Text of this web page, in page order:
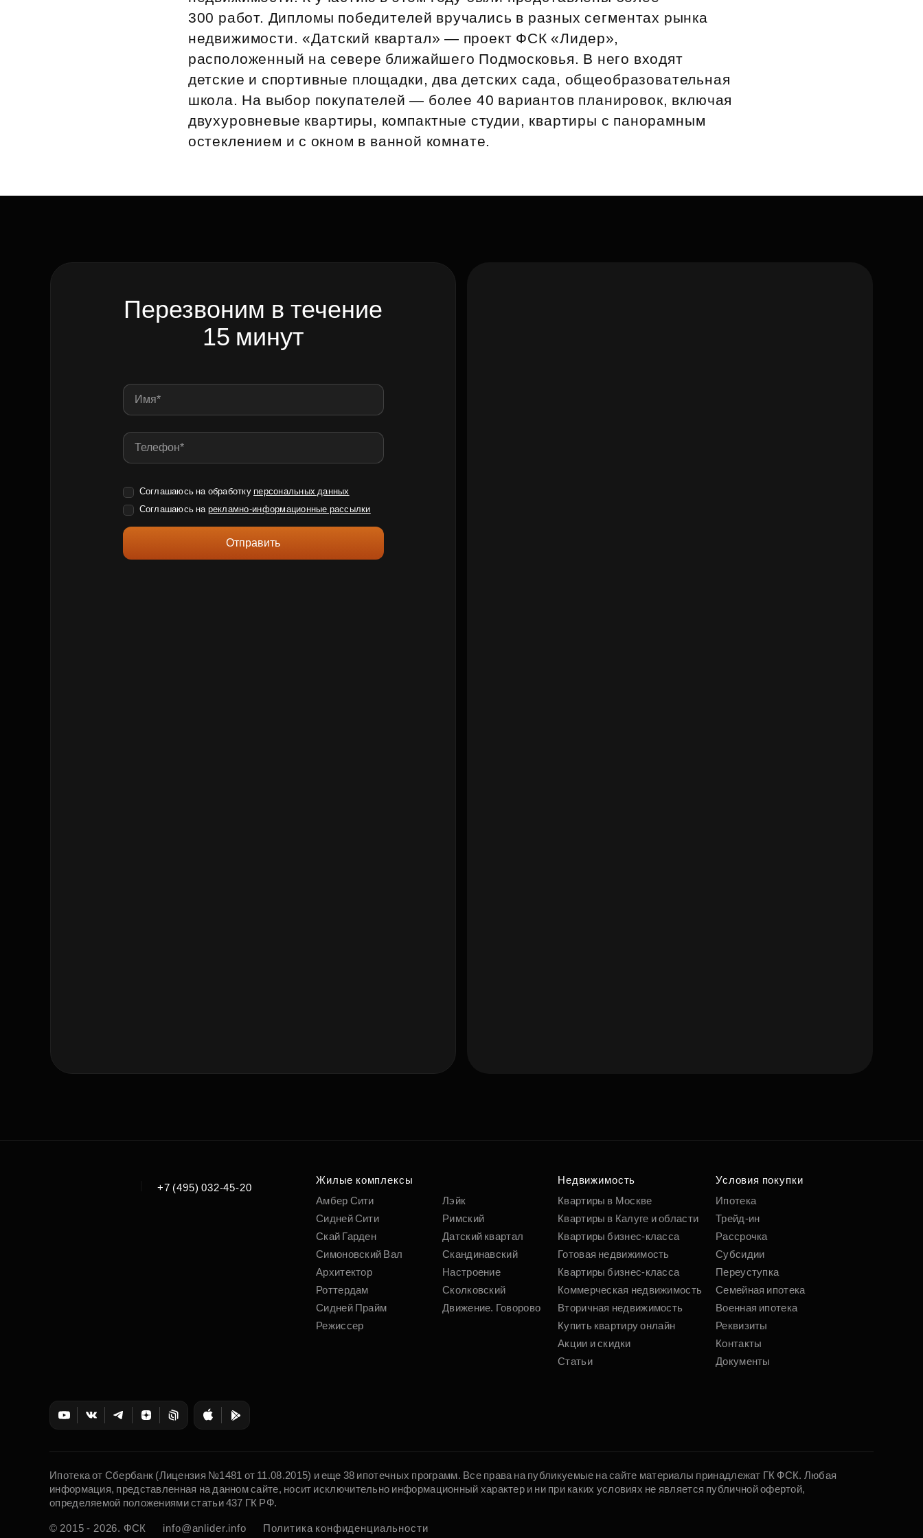
Субсидии
300 работ. Дипломы победителей вручались в разных сегментах рынка
недвижимости. «Датский квартал» — проект ФСК «Лидер»,
расположенный на севере ближайшего Подмосковья. В него входят
детские и спортивные площадки, два детских сада, общеобразовательная
школа. На выбор покупателей — более 40 вариантов планировок, включая
двухуровневые квартиры, компактные студии, квартиры с панорамным
остеклением и с окном в ванной комнате.
Перезвоним в течение
15 минут
Соглашаюсь на обработку персональных данных
Соглашаюсь на рекламно-информационные рассылки
Отправить
по удобным
вам параметрам
Подобрать
+7 (495) 032-45-20
Жилые комплексы
Амбер Сити
Сидней Сити
Скай Гарден
Симоновский Вал
Архитектор
Роттердам
Сидней Прайм
Режиссер
Лэйк
Римский
Датский квартал
Скандинавский
Настроение
Сколковский
Движение. Говорово
Недвижимость
Квартиры в Москве
Квартиры в Калуге и области
Квартиры бизнес-класса
Готовая недвижимость
Квартиры бизнес-класса
Коммерческая недвижимость
Вторичная недвижимость
Купить квартиру онлайн
Акции и скидки
Статьи
Условия покупки
Ипотека
Трейд-ин
Рассрочка
Субсидии
Переуступка
Семейная ипотека
Военная ипотека
Реквизиты
Контакты
Документы
Ипотека от Сбербанк (Лицензия №1481 от 11.08.2015) и еще 38 ипотечных программ. Все права на публикуемые на сайте материалы принадлежат ГК ФСК. Любая
информация, представленная на данном сайте, носит исключительно информационный характер и ни при каких условиях не является публичной офертой,
определяемой положениями статьи 437 ГК РФ.
© 2015 - 2026. ФСК info@anlider.info Политика конфиденциальности